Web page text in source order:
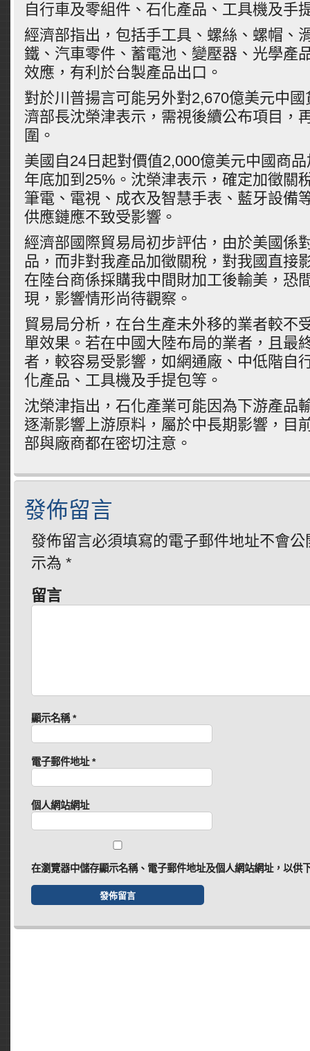
自行車及零組件、石化產品、工具機及手
經濟部指出，包括手工具、螺絲、螺帽、
鐵、汽車零件、蓄電池、變壓器、光學產
效應，有利於台製產品出口。
對於川普揚言可能另外對2,670億美元中
濟部長沈榮津表示，需視後續公布項目，
圍。
美國自24日起對價值2,000億美元中國商
年底加到25%。沈榮津表示，確定加徵關
筆電、電視、成衣及智慧手表、藍牙設備
供應鏈應不致受影響。
經濟部國際貿易局初步評估，由於美國係
品，而非對我產品加徵關稅，對我國直接
在陸台商係採購我中間財加工後輸美，恐
現，影響情形尚待觀察。
貿易局分析，在台生產未外移的業者較不
單效果。若在中國大陸布局的業者，且最
者，較容易受影響，如網通廠、中低階自
化產品、工具機及手提包等。
沈榮津指出，石化產業可能因為下游產品
逐漸影響上游原料，屬於中長期影響，目
部與廠商都在密切注意。
發佈留言
發佈留言必須填寫的電子郵件地址不會公
示為 *
留言
顯示名稱*
電子郵件地址*
個人網站網址
在瀏覽器中儲存顯示名稱、電子郵件地址及個人網站網址，以供